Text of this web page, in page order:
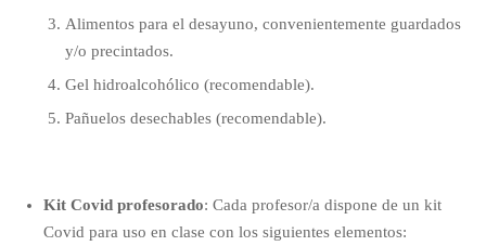
Alimentos para el desayuno, convenientemente guardados
y/o precintados.
Gel hidroalcohólico (recomendable).
Pañuelos desechables (recomendable).
Kit Covid profesorado: Cada profesor/a dispone de un kit
Covid para uso en clase con los siguientes elementos: